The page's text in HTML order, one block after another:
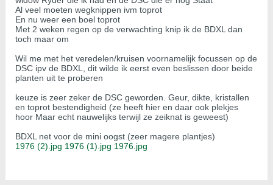
Al veel moeten wegknippen ivm toprot
En nu weer een boel toprot
Met 2 weken regen op de verwachting knip ik de BDXL dan
toch maar om
Wil me met het veredelen/kruisen voornamelijk focussen op de
DSC ipv de BDXL, dit wilde ik eerst even beslissen door beide
planten uit te proberen
keuze is zeer zeker de DSC geworden. Geur, dikte, kristallen
en toprot bestendigheid (ze heeft hier en daar ook plekjes
hoor Maar echt nauwelijks terwijl ze zeiknat is geweest)
BDXL net voor de mini oogst (zeer magere plantjes)
1976 (2).jpg 1976 (1).jpg 1976.jpg